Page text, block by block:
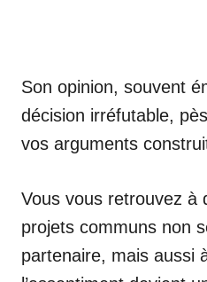
Son opinion, souvent
décision irréfutable,
vos arguments
Vous vous retrouvez à
projets communs non
partenaire, mais aussi